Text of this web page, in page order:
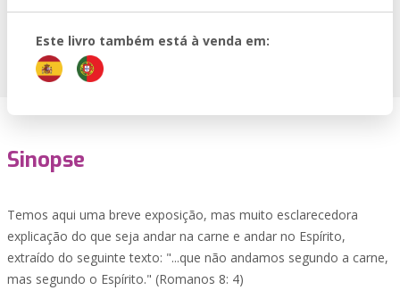
Este livro também está à venda em:
Sinopse
Temos aqui uma breve exposição, mas muito esclarecedora
explicação do que seja andar na carne e andar no Espírito,
extraído do seguinte texto: "...que não andamos segundo a carne,
mas segundo o Espírito." (Romanos 8: 4)